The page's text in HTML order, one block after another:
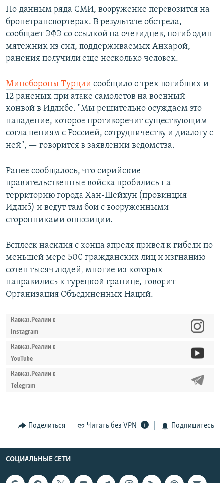
По данным ряда СМИ, вооружение перевозится на
бронетранспортерах. В результате обстрела,
сообщает ЭФЭ со ссылкой на очевидцев, погиб один
мятежник из сил, поддерживаемых Анкарой,
ранения получили еще несколько человек.
Минобороны Турции сообщило о трех погибших и
12 раненых при атаке самолетов на военный
конвой в Идлибе. "Мы решительно осуждаем это
нападение, которое противоречит существующим
соглашениям с Россией, сотрудничеству и диалогу с
ней", — говорится в заявлении ведомства.
Ранее сообщалось, что сирийские
правительственные войска пробились на
территорию города Хан-Шейхун (провинция
Идлиб) и ведут там бои с вооруженными
сторонниками оппозиции.
Всплеск насилия с конца апреля привел к гибели по
меньшей мере 500 гражданских лиц и изгнанию
сотен тысяч людей, многие из которых
направились к турецкой границе, говорит
Организация Объединенных Наций.
Кавказ.Реалии в
Instagram
Кавказ.Реалии в
YouTube
Кавказ.Реалии в
Telegram
Поделиться Читать без VPN Подпишитесь
СОЦИАЛЬНЫЕ СЕТИ